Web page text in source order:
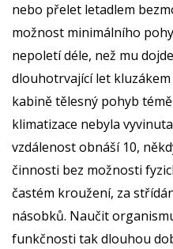
nebo přelet letadlem
možnost minimálního
nepoletí déle, než mu
dlouhotrvající let kluzákem
kabině tělesný pohyb
klimatizace nebyla
vzdálenost obnáší 10,
činnosti bez možnosti
častém kroužení, za
násobků. Naučit
funkčnosti tak dlouhou